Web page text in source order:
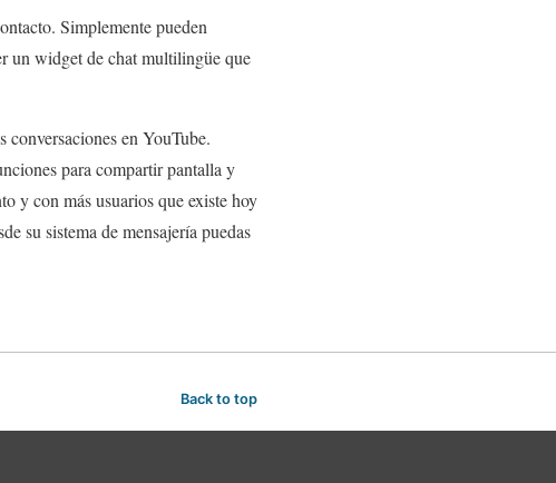
Simplemente pueden
un widget de chat multilingüe que
conversaciones en YouTube.
para compartir pantalla y
y con más usuarios que existe hoy
su sistema de mensajería puedas
Back to top